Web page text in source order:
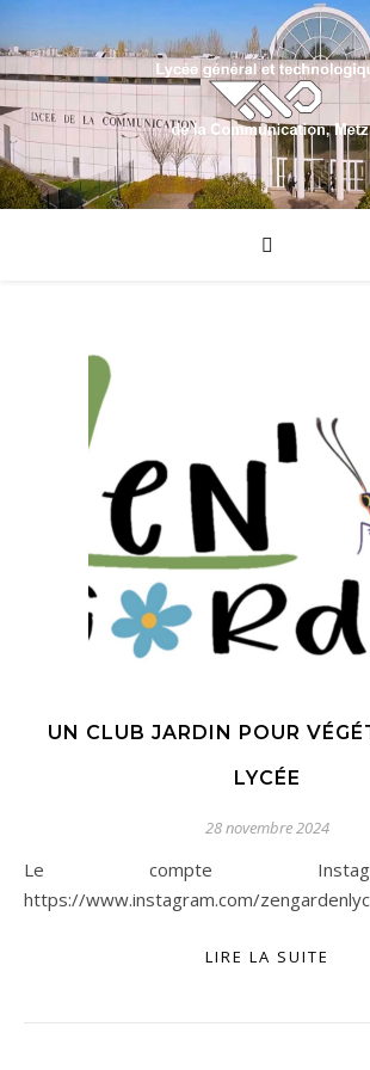
UN CLUB JARDIN POUR
LYCÉE
28 novembre 2024
Le compte Instagram :
https://www.instagram.com/
LIRE LA SUITE